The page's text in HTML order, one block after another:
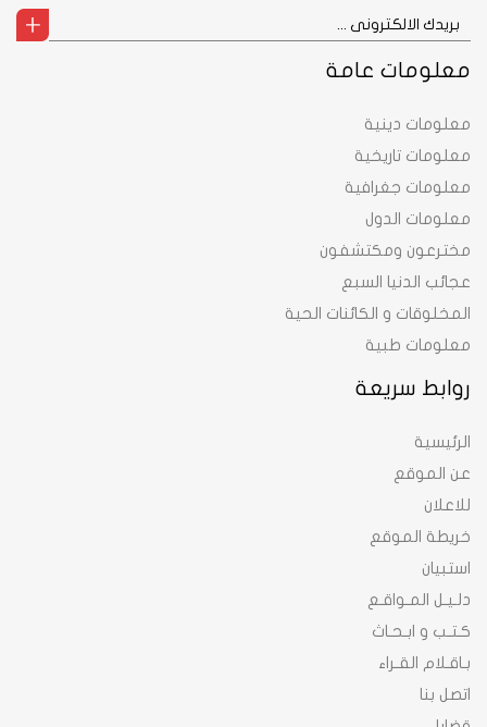
روابط سريعة
الرئيسية
عن الموقع
للاعلان
خريطة الموقع
استبيان
دلـيـل المـواقـع
كـتـب و ابـحـاث
بـاقـلام القـراء
اتصل بنا
معلومات عامة
معلومات دينية
معلومات تاريخية
معلومات جغرافية
معلومات الدول
مخترعون ومكتشفون
عجائب الدنيا السبع
المخلوقات و الكائنات الحية
معلومات طبية